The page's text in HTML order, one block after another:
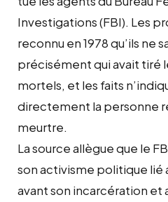
Investigations (FBI). Les
reconnu en 1978 qu’ils ne
précisément qui avait tiré
mortels, et les faits
directement la personne
meurtre.
La source allègue que le
son activisme politique lié
avant son incarcération et